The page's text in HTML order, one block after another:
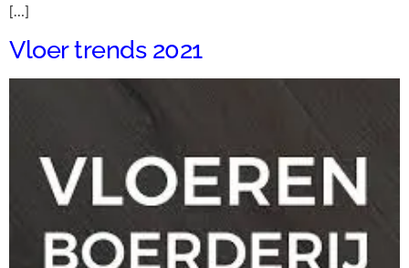
[…]
Vloer trends 2021